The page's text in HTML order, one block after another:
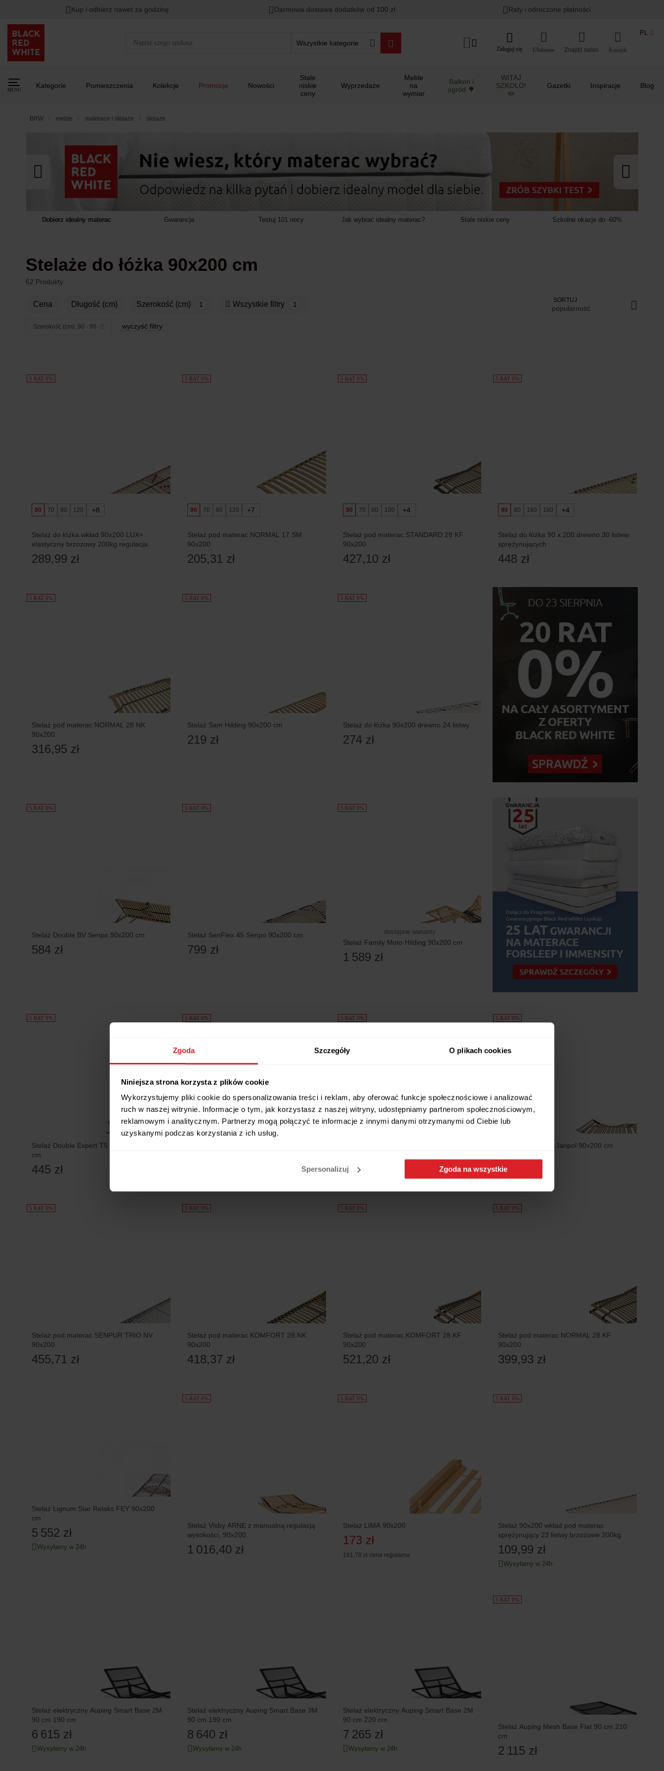
Zgoda Szczegóły O plikach cookies
Niniejsza strona korzysta z plików cookie
Wykorzystujemy pliki cookie do spersonalizowania treści i reklam, aby oferować funkcje społecznościowe i analizować
ruch w naszej witrynie. Informacje o tym, jak korzystasz z naszej witryny, udostępniamy partnerom społecznościowym,
reklamowym i analitycznym. Partnerzy mogą połączyć te informacje z innymi danymi otrzymanymi od Ciebie lub
uzyskanymi podczas korzystania z ich usług.
Spersonalizuj Zgoda na wszystkie
Rabat naHITY DNIA przy zapisie na Newsletter. 00 : Lato w ogrodzie i na balkonie >
Kup i odbierz nawet za godzinę Darmowa dostawa dodatków od 100 zł Raty i odroczone płatności
Wszystkie kategorie
Zaloguj się Ulubione Koszyk
PL
MENU
Kategorie Pomieszczenia Kolekcje Promocje Nowości
Stale
niskie
ceny
Wyprzedaże
Meble
na
wymiar
Balkon i
ogród 🌳
WITAJ
SZKOŁO!
✏️
Gazetki Inspiracje Blog
BRW meble materace i stelaże stelaże
Dobierz idealny materac Gwarancja Testuj 101 nocy Jak wybrać idealny materac? Stale niskie ceny Szkolne okazje do -60%
Stelaże do łóżka 90x200 cm
62 Produkty
Cena Długość (cm) Szerokość (cm) 1 Wszystkie filtry 1
Szerokość (cm): 90 - 90 wyczyść filtry
SORTUJ
popularność
Produkty
5 RAT 0%
90 70 80 120 +8
Stelaż do łóżka wkład 90x200 LUX+
elastyczny brzozowy 200kg regulacja
289,99 zł
5 RAT 0%
90 70 80 120 +7
Stelaż pod materac NORMAL 17 SM
90x200
205,31 zł
5 RAT 0%
90 70 80 100 +4
Stelaż pod materac STANDARD 28 KF
90x200
427,10 zł
5 RAT 0%
90 80 160 180 +4
Stelaż do łóżka 90 x 200 drewno 30 listew
sprężynujących
448 zł
5 RAT 0%
Stelaż pod materac NORMAL 28 NK
90x200
316,95 zł
5 RAT 0%
Stelaż Sam Hilding 90x200 cm
219 zł
5 RAT 0%
Stelaż do łóżka 90x200 drewno 24 listwy
274 zł
5 RAT 0%
Stelaż Double BV Senpo 90x200 cm
584 zł
5 RAT 0%
Stelaż SenFlex 45 Senpo 90x200 cm
799 zł
5 RAT 0%
dostępne warianty
Stelaż Family Moto Hilding 90x200 cm
1 589 zł
5 RAT 0%
Stelaż Double Expert T5 Senpo 90x200
cm
445 zł
5 RAT 0% 5 RAT 0% 5 RAT 0%
Stelaż Macedonia Janpol 90x200 cm
1 815 zł
5 RAT 0%
Stelaż pod materac SENPUR TRIO NV
90x200
455,71 zł
5 RAT 0%
Stelaż pod materac KOMFORT 28 NK
90x200
418,37 zł
5 RAT 0%
Stelaż pod materac KOMFORT 28 KF
90x200
521,20 zł
5 RAT 0%
Stelaż pod materac NORMAL 28 KF
90x200
399,93 zł
Stelaż Lignum Star Relaks FEY 90x200
cm
5 552 zł
Wysyłamy w 24h
5 RAT 0%
Stelaż Visby ARNE z manualną regulacją
wysokości, 90x200
1 016,40 zł
5 RAT 0%
Stelaż LIMA 90x200
173 zł
181,78 zł cena regularna
5 RAT 0%
Stelaż 90x200 wkład pod materac
sprężynujący 23 listwy brzozowe 200kg
109,99 zł
Wysyłamy w 24h
Stelaż elektryczny Auping Smart Base 2M
90 cm 190 cm
6 615 zł
Wysyłamy w 24h
Stelaż elektryczny Auping Smart Base 3M
90 cm 190 cm
8 640 zł
Wysyłamy w 24h
Stelaż elektryczny Auping Smart Base 2M
90 cm 220 cm
7 265 zł
Wysyłamy w 24h
5 RAT 0%
Stelaż Auping Mesh Base Flat 90 cm 210
cm
2 115 zł